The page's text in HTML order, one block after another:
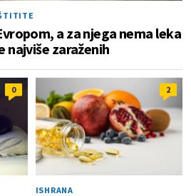
a za njega nema leka
najviše zaraženih
0 2
ISHRANA